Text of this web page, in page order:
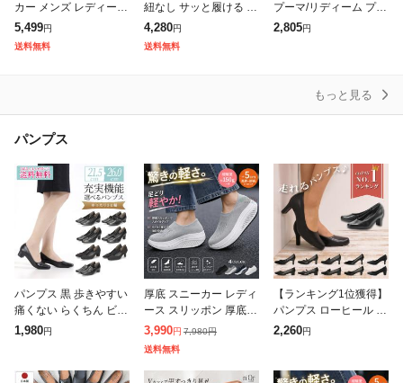
カー メンズ レディース
新作 送料無料 M30 CT3
0 new balance
5,499円
送料無料
紐なし サッと履ける ス
ニーカー 疲れにくい 痛
くない 歩きやすい 軽量
4,280円
送料無料
プーマ/リディーム プロ
レーサー/ランニング
2,805円
もっと見る
パンプス
パンプス 黒 歩きやすい
痛くない らくちん ビジ
ネス フォーマル ローヒ
1,980円
厚底 スニーカー レディ
ース スリッポン 厚底
ローファー パンプス レ
ディース靴 痛くない シ
3,990円 7,980円
送料無料
【ランキング1位獲得】
パンプス ローヒール 黒
ブラック 痛くない 柔ら
ビ
2,260円